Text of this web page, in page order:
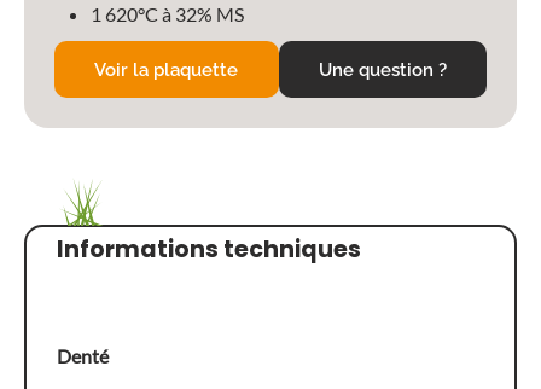
1 620°C à 32% MS
Voir la plaquette Une question ?
Informations techniques
Denté